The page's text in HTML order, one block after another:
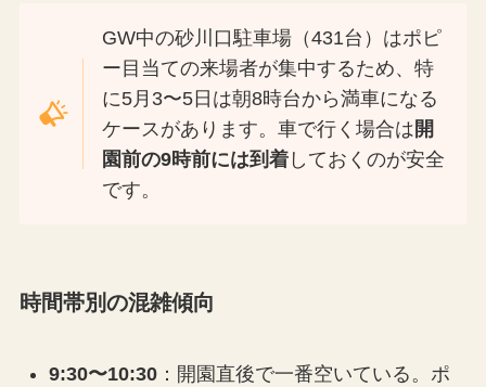
GW中の砂川口駐車場（431台）はポピ
ー目当ての来場者が集中するため、特
に5月3〜5日は朝8時台から満車になる
ケースがあります。車で行く場合は 開
園前の9時前には到着 しておくのが安全
です。
時間帯別の混雑傾向
9:30〜10:30：開園直後で一番空いている。ポ